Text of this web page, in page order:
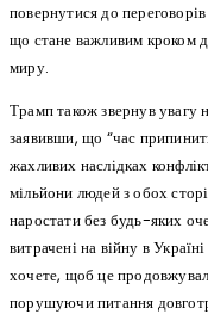
повернутися до
що стане важливим кроком
миру.
Трамп також звернув увагу
заявивши, що “час
жахливих наслідках
мільйони людей з обох
наростати без будь-яких
витрачені на війну в
хочете, щоб це
порушуючи питання